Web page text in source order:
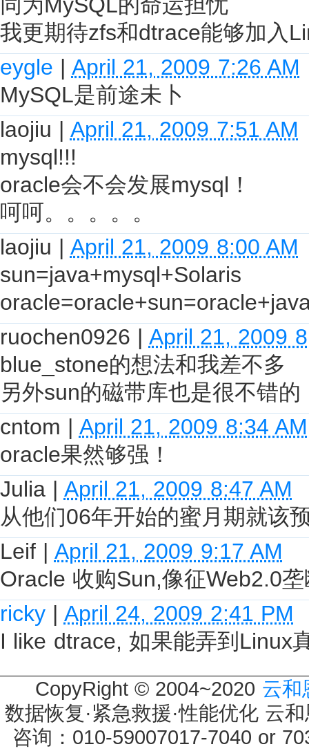
我更期待zfs和dtrace能够加入
eygle | April 21, 2009 7:26 AM
MySQL是前途未卜
laojiu | April 21, 2009 7:51 AM
mysql!!!
oracle会不会发展mysql！
呵呵。。。。。
laojiu | April 21, 2009 8:00 AM
sun=java+mysql+Solaris
ruochen0926 | April 21, 2009
blue_stone的想法和我差不多
另外sun的磁带库也是很不错
cntom | April 21, 2009 8:34 AM
oracle果然够强！
Julia | April 21, 2009 8:47 AM
从他们06年开始的蜜月期就该
Leif | April 21, 2009 9:17 AM
Oracle 收购Sun,像征Web2.0
ricky | April 24, 2009 2:41 PM
I like dtrace, 如果能弄到Linux
CopyRight © 2004~2020 云和
数据恢复·紧急救援·性能优化 云
咨询：010-59007017-7040 or